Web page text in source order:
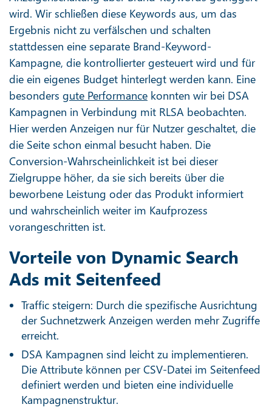
wird. Wir schließen diese Keywords aus, um das
Ergebnis nicht zu verfälschen und schalten
stattdessen eine separate Brand-Keyword-
Kampagne, die kontrollierter gesteuert wird und für
die ein eigenes Budget hinterlegt werden kann. Eine
besonders gute Performance konnten wir bei DSA
Kampagnen in Verbindung mit RLSA beobachten.
Hier werden Anzeigen nur für Nutzer geschaltet, die
die Seite schon einmal besucht haben. Die
Conversion-Wahrscheinlichkeit ist bei dieser
Zielgruppe höher, da sie sich bereits über die
beworbene Leistung oder das Produkt informiert
und wahrscheinlich weiter im Kaufprozess
vorangeschritten ist.
Vorteile von Dynamic Search
Ads mit Seitenfeed
Traffic steigern: Durch die spezifische Ausrichtung
der Suchnetzwerk Anzeigen werden mehr Zugriffe
erreicht.
DSA Kampagnen sind leicht zu implementieren.
Die Attribute können per CSV-Datei im Seitenfeed
definiert werden und bieten eine individuelle
Kampagnenstruktur.